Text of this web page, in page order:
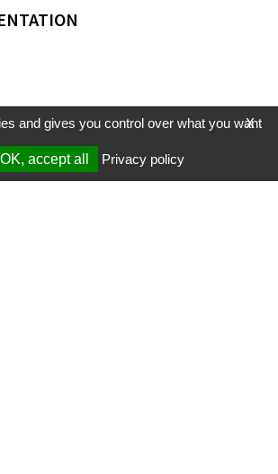
X
and gives you control over what you want
OK, accept all
Privacy policy